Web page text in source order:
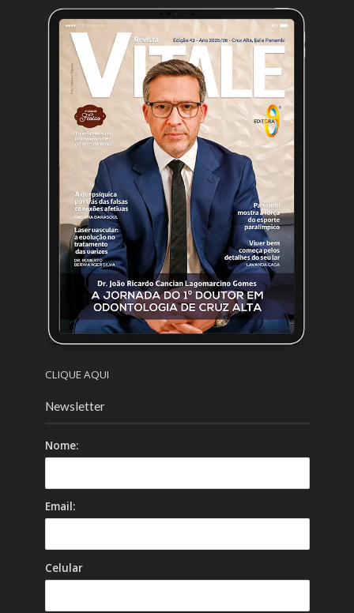
CLIQUE AQUI
Newsletter
Nome:
Email:
Celular